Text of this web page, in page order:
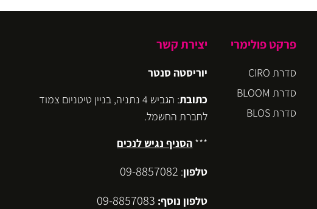
פרקט פולימרי
סדרת CIRO
סדרת BLOOM
סדרת BLOS
יצירת קשר
יוריסטה סנטר
כתובת
: הגביש 4 נתניה, בניין טיטניום צמוד
לחברת החשמל.
*** הסניף נגיש לנכים
טלפון:
09-8857082
טלפון נוסף: 09-8857083